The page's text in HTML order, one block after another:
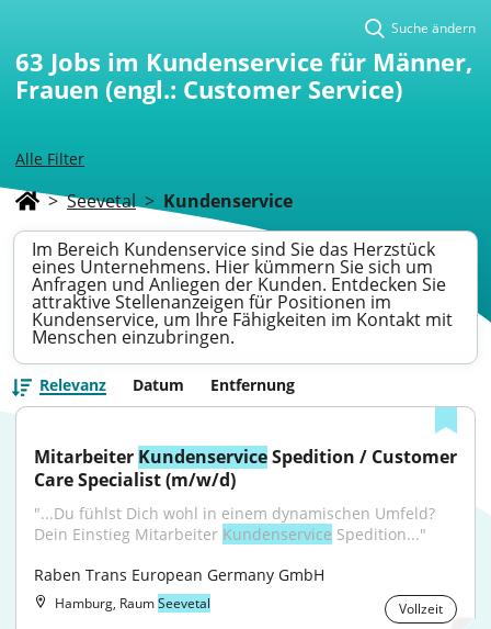
Alle Filter
Suche ändern
63 Jobs im Kundenservice für Männer,
Frauen (engl.: Customer Service)
> Seevetal > Kundenservice
Im Bereich Kundenservice sind Sie das Herzstück
eines Unternehmens. Hier kümmern Sie sich um
Anfragen und Anliegen der Kunden. Entdecken Sie
attraktive Stellenanzeigen für Positionen im
Kundenservice, um Ihre Fähigkeiten im Kontakt mit
Menschen einzubringen.
Relevanz Datum Entfernung
Mitarbeiter Kundenservice Spedition / Customer
Care Specialist (m/w/d)
"...Du fühlst Dich wohl in einem dynamischen Umfeld?
Dein Einstieg Mitarbeiter Kundenservice Spedition..."
Raben Trans European Germany GmbH
Hamburg, RaumSeevetal Vollzeit